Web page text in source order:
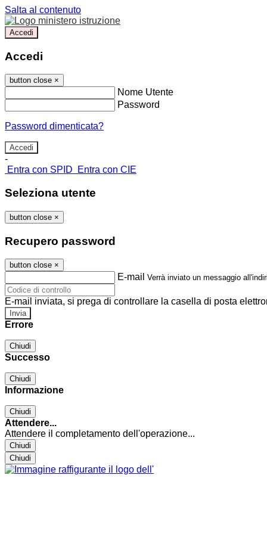
Salta al contenuto
Accedi
Accedi
button close ×
Nome Utente
Password
Password dimenticata?
-
Entra con SPID
Entra con CIE
Seleziona utente
button close ×
Recupero password
button close ×
E-mail Verrà inviato un messaggio
E-mail inviata, si prega di controllare la casella di posta
Errore
Chiudi
Successo
Chiudi
Informazione
Chiudi
Attendere...
Attendere il completamento dell'operazione...
Chiudi
Chiudi